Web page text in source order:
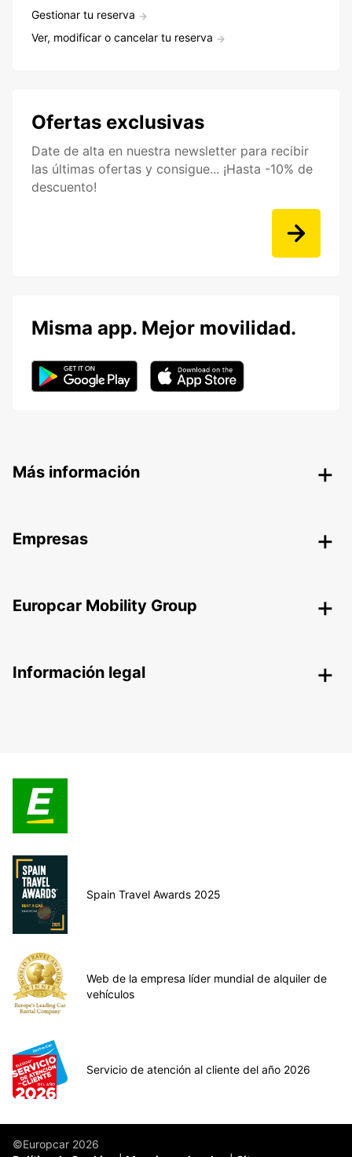
Gestionar tu reserva
Ver, modificar o cancelar tu reserva
Ofertas exclusivas
Date de alta en nuestra newsletter para recibir
las últimas ofertas y consigue... ¡Hasta -10% de
descuento!
Misma app. Mejor movilidad.
Más información
Empresas
Europcar Mobility Group
Información legal
Spain Travel Awards 2025
Web de la empresa líder mundial de alquiler de
vehículos
Servicio de atención al cliente del año 2026
©Europcar 2026